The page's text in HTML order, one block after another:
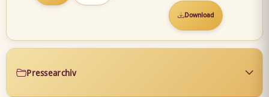
Download
Pressearchiv